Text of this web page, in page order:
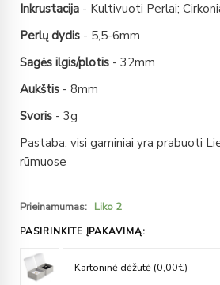
Inkrustacija - Kultivuoti Perlai;
Perlų dydis - 5,5-6mm
Sagės ilgis/plotis - 32mm
Aukštis - 8mm
Svoris - 3g
Pastaba: visi gaminiai yra prabuoti
rūmuose
Prieinamumas: Liko 2
PASIRINKITE ĮPAKAVIMĄ: